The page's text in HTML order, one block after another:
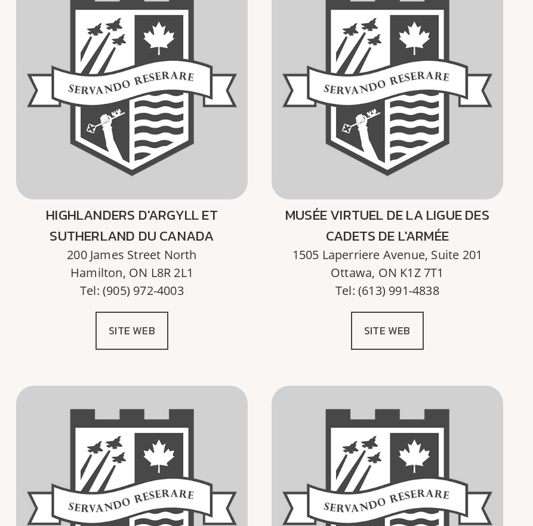
HIGHLANDERS D'ARGYLL ET
SUTHERLAND DU CANADA
200 James Street North
Hamilton, ON L8R 2L1
Tel: (905) 972-4003
SITE WEB
MUSÉE VIRTUEL DE LA LIGUE DES
CADETS DE L'ARMÉE
1505 Laperriere Avenue, Suite 201
Ottawa, ON K1Z 7T1
Tel: (613) 991-4838
SITE WEB